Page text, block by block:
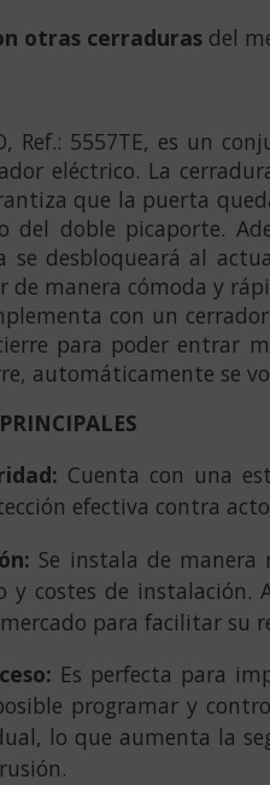
otras cerradurasdel
Ref.: 5557TE, es un
eléctrico. La
que la puerta
del doble picaporte.
se desbloqueará al
de manera cómoda y
con un
para poder entrar
automática­mente se
Cuenta con una
efectiva contra
Se instala de
y costes de instalación.
para facilitar su
Es perfecta para
programar y
lo que aumenta la